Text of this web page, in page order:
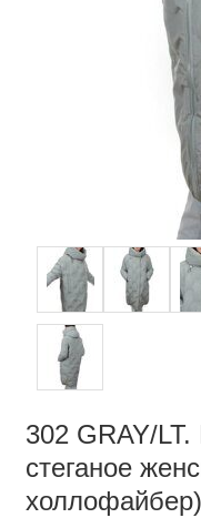
302 GRAY/
стеганое